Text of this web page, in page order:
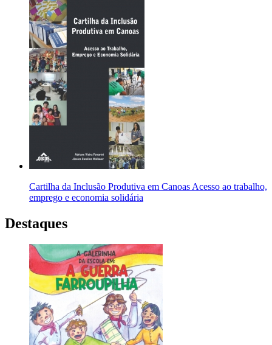
Cartilha da Inclusão Produtiva em Canoas Acesso ao trabalho,
emprego e economia solidária
Destaques